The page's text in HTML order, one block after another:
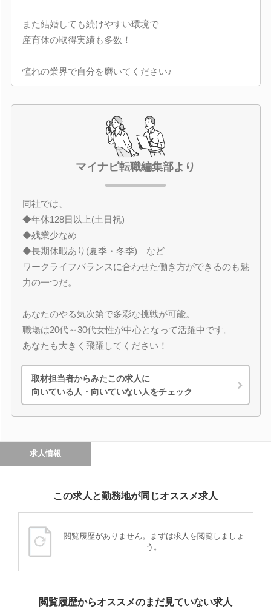
また結婚しても続けやすい環境で
産育休の取得実績も多数！
憧れの業界で自分を磨いてください♪
マイナビ転職編集部より
同社では、
◆年休128日以上(土日祝)
◆残業少なめ
◆長期休暇あり(夏季・冬季) など
ワークライフバランスに合わせた働き方ができるのも魅
力の一つだ。
あなたのやる気次第で多彩な挑戦が可能。
職場は20代～30代女性が中心となって活躍中です。
あなたも大きく飛躍してください！
取材担当者からみたこの求人に
向いている人・向いていない人をチェック
求人情報
この求人と勤務地が同じオススメ求人
閲覧履歴がありません。まずは求人を閲覧しましょ
う。
閲覧履歴からオススメのまだ見ていない求人